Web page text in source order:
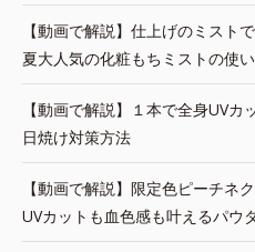
【動画で解説】仕上げのミスト
夏大人気の化粧もちミストの使
【動画で解説】１本で全身UV
日焼け対策方法
【動画で解説】限定色ピーチネ
UVカットも血色感も叶えるパウ